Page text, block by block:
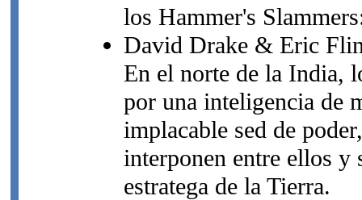
los Hammer's
David Drake & Eric
En el norte de la India,
por una inteligencia de
implacable sed de
interponen entre ellos
estratega de la Tierra.